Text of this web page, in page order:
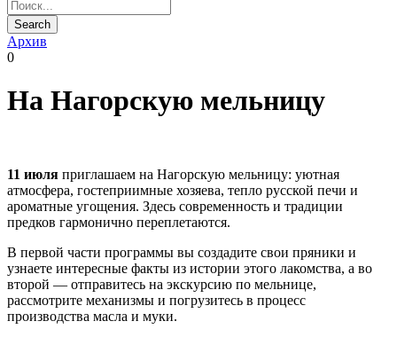
Архив
0
На Нагорскую мельницу
11 июля приглашаем на Нагорскую мельницу: уютная
атмосфера, гостеприимные хозяева, тепло русской печи и
ароматные угощения. Здесь современность и традиции
предков гармонично переплетаются.
В первой части программы вы создадите свои пряники и
узнаете интересные факты из истории этого лакомства, а во
второй — отправитесь на экскурсию по мельнице,
рассмотрите механизмы и погрузитесь в процесс
производства масла и муки.